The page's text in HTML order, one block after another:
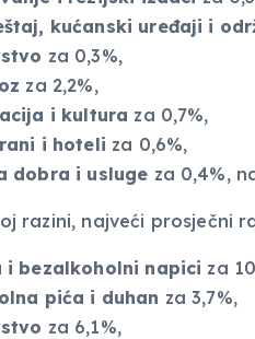
kućanski uređaji i
za 0,3%,
za 2,2%,
i kultura za 0,7%,
i hoteli za 0,6%,
dobra i usluge za 0,4%,
razini, najveći prosječni
i bezalkoholni napici za
pića i duhan za 3,7%,
za 6,1%,